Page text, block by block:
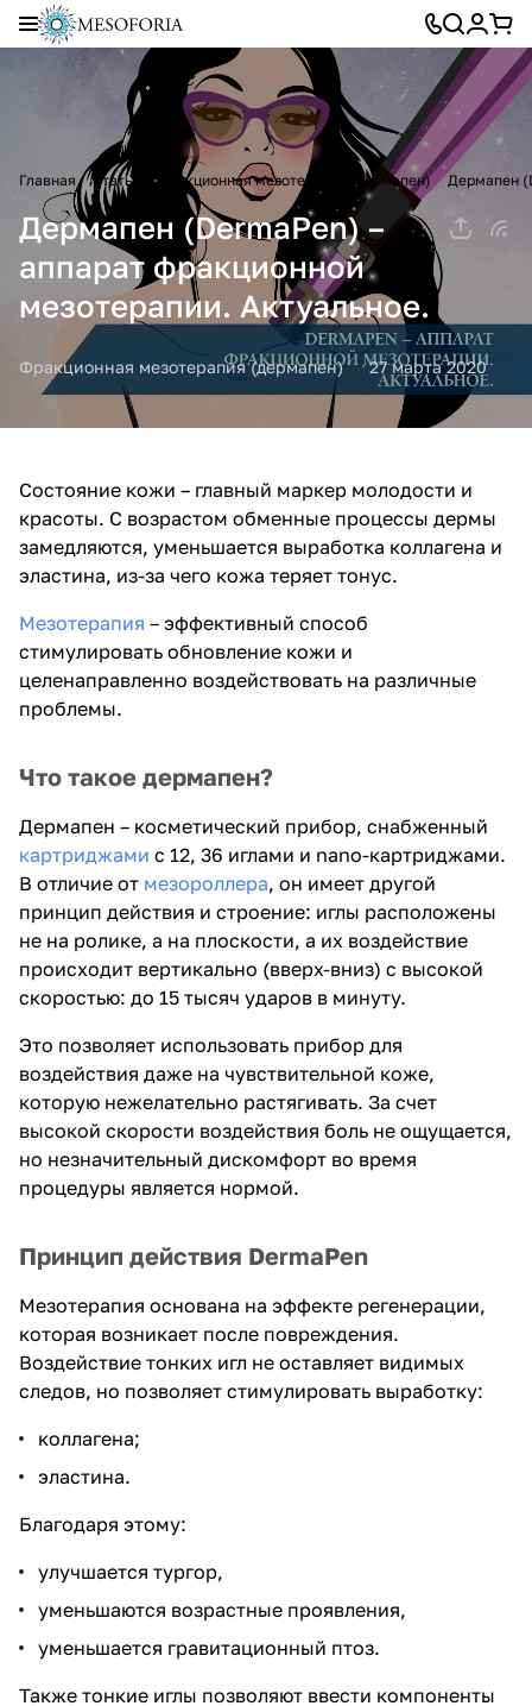
Главная Статьи Фракционная мезотерапия (дермапен) Дермапен
Дермапен (DermaPen) –
аппарат фракционной
мезотерапии. Актуальное.
Фракционная мезотерапия (дермапен) 27 марта 2020
Состояние кожи – главный маркер молодости и
красоты. С возрастом обменные процессы дермы
замедляются, уменьшается выработка коллагена и
эластина, из-за чего кожа теряет тонус.
Мезотерапия – эффективный способ
стимулировать обновление кожи и
целенаправленно воздействовать на различные
проблемы.
Что такое дермапен?
Дермапен – косметический прибор, снабженный
картриджами с 12, 36 иглами и nano-картриджами.
В отличие от мезороллера, он имеет другой
принцип действия и строение: иглы расположены
не на ролике, а на плоскости, а их воздействие
происходит вертикально (вверх-вниз) с высокой
скоростью: до 15 тысяч ударов в минуту.
Это позволяет использовать прибор для
воздействия даже на чувствительной коже,
которую нежелательно растягивать. За счет
высокой скорости воздействия боль не ощущается,
но незначительный дискомфорт во время
процедуры является нормой.
Принцип действия DermaPen
Мезотерапия основана на эффекте регенерации,
которая возникает после повреждения.
Воздействие тонких игл не оставляет видимых
следов, но позволяет стимулировать выработку:
коллагена;
эластина.
Благодаря этому:
улучшается тургор,
уменьшаются возрастные проявления,
уменьшается гравитационный птоз.
Также тонкие иглы позволяют ввести компоненты